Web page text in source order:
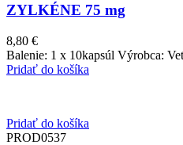
ZYLKÉNE 75 mg
8,80 €
Balenie: 1 x 10kapsúl Výrobca:
Pridať do košíka
Pridať do košíka
PROD0537